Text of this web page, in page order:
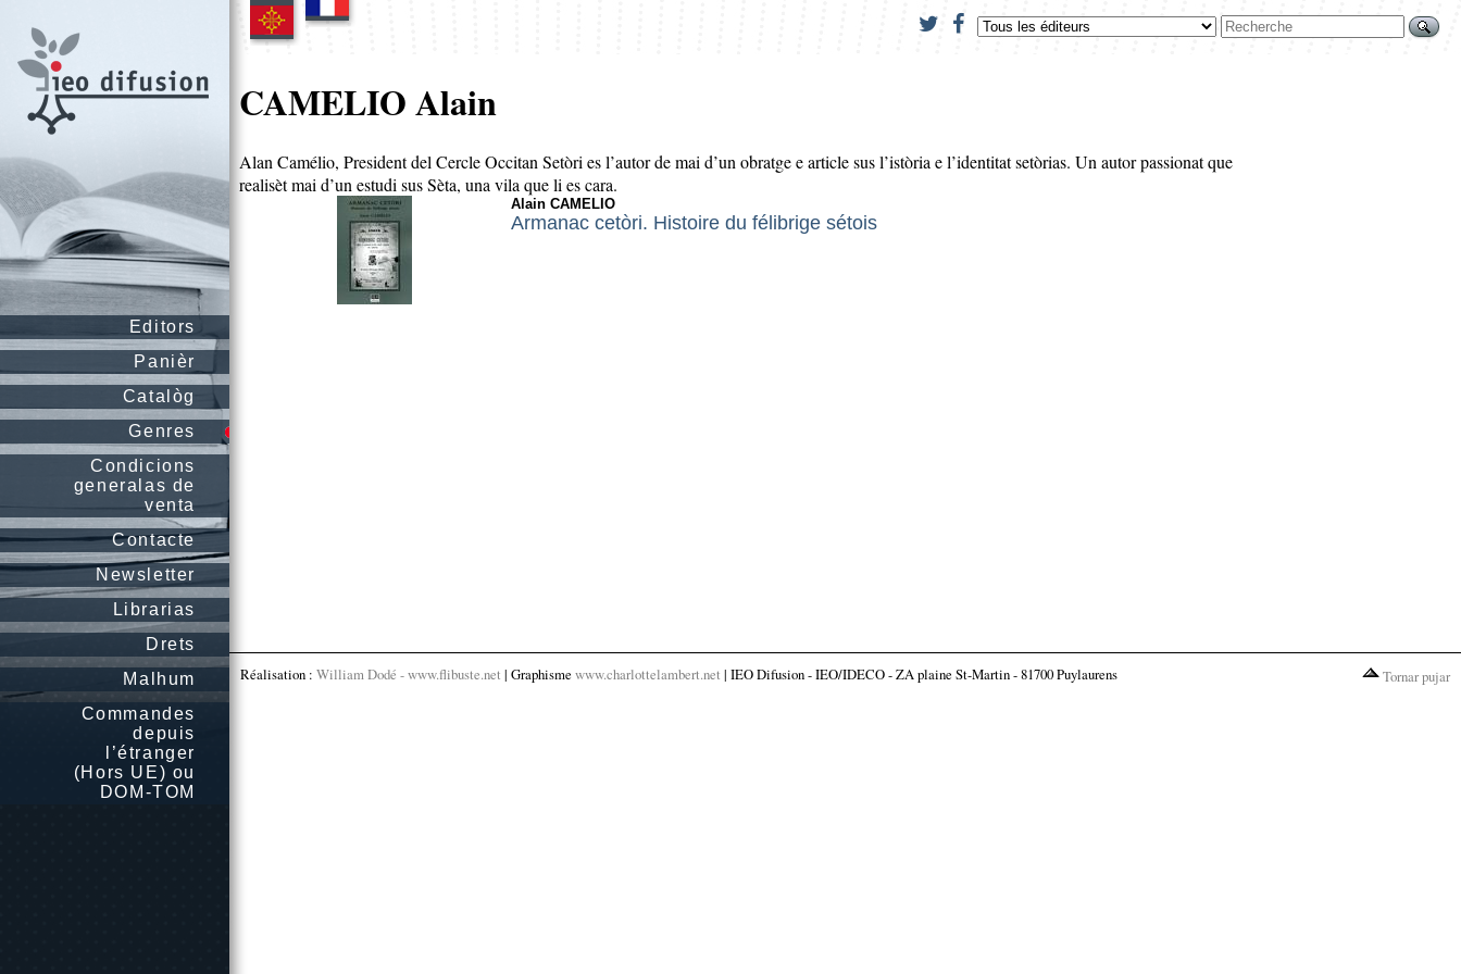
Editors
Panièr
Catalòg
Genres
Condicions
generalas de
venta
Contacte
Newsletter
Librarias
Drets
Malhum
Commandes
depuis
l’étranger
(Hors UE) ou
DOM-TOM
CAMELIO Alain
Alan Camélio, President del Cercle Occitan Setòri es l’autor de mai d’un obratge e article sus l’istòria e l’identitat setòrias. Un autor passionat que
realisèt mai d’un estudi sus Sèta, una vila que li es cara.
Alain CAMELIO
Armanac cetòri. Histoire du félibrige sétois
Réalisation : William Dodé - www.flibuste.net | Graphisme www.charlottelambert.net | IEO Difusion - IEO/IDECO - ZA plaine St-Martin - 81700 Puylaurens Tornar pujar